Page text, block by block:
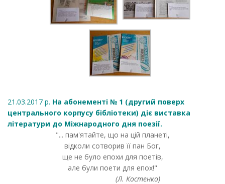
21.03.2017 р. На абонементі № 1 (другий поверх
центрального корпусу бібліотеки) діє виставка
літератури до Міжнародного дня поезії.
"... пам'ятайте, що на цій планеті,
відколи сотворив її пан Бог,
ще не було епохи для поетів,
але були поети для епох!"
(Л. Костенко)